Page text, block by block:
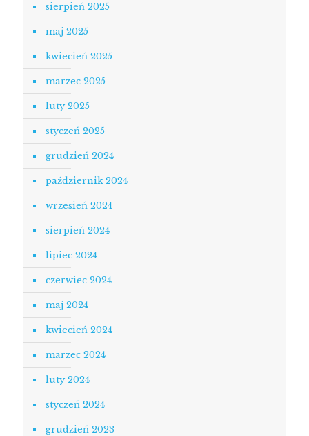
sierpień 2025
maj 2025
kwiecień 2025
marzec 2025
luty 2025
styczeń 2025
grudzień 2024
październik 2024
wrzesień 2024
sierpień 2024
lipiec 2024
czerwiec 2024
maj 2024
kwiecień 2024
marzec 2024
luty 2024
styczeń 2024
grudzień 2023